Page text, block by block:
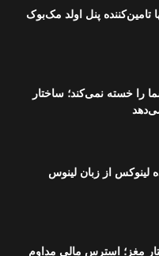
تامین‌کننده پنل اولد مک‌بوک
را خسته نمی‌کند؛ ساختار
لینوکس از زبان لینوس
مغز؛ استرس مالی مداوم